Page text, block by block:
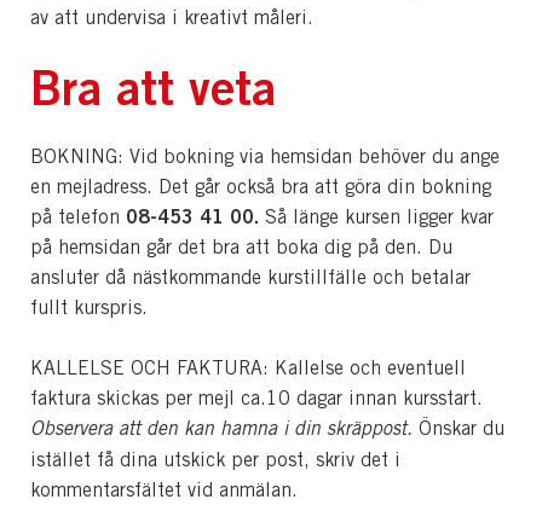
av att undervisa i kreativt måleri.
Bra att veta
BOKNING: Vid bokning via hemsidan behöver du ange
en mejladress. Det går också bra att göra din bokning
på telefon 08-453 41 00. Så länge kursen ligger kvar
på hemsidan går det bra att boka dig på den. Du
ansluter då nästkommande kurstillfälle och betalar
fullt kurspris.
KALLELSE OCH FAKTURA: Kallelse och eventuell
faktura skickas per mejl ca.10 dagar innan kursstart.
Observera att den kan hamna i din skräppost. Önskar du
istället få dina utskick per post, skriv det i
kommentarsfältet vid anmälan.